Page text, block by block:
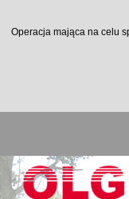
Operacja mająca na celu